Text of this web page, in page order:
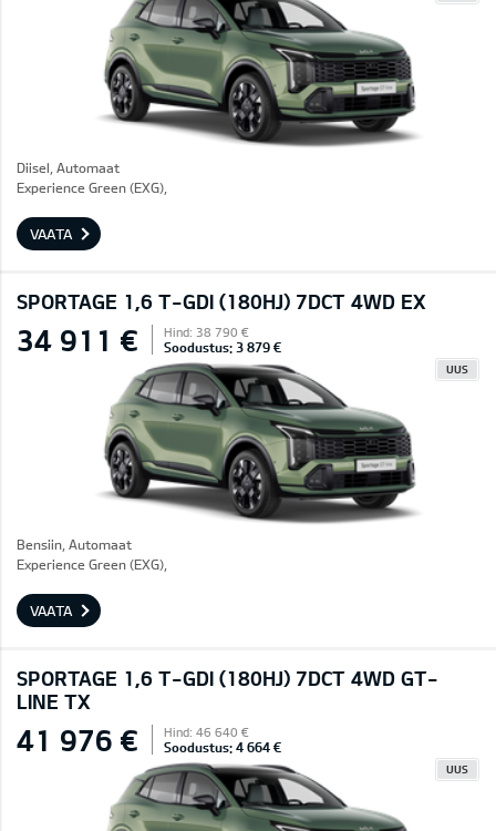
Diisel, Automaat
Experience Green (EXG),
VAATA
SPORTAGE 1,6 T-GDI (180HJ) 7DCT 4WD EX
34 911 € Hind: 38 790 €
Soodustus: 3 879 €
UUS
Bensiin, Automaat
Experience Green (EXG),
VAATA
SPORTAGE 1,6 T-GDI (180HJ) 7DCT 4WD GT-
LINE TX
41 976 € Hind: 46 640 €
Soodustus: 4 664 €
UUS